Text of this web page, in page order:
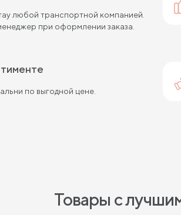
любой транспортной компанией.
при оформлении заказа.
по выгодной цене.
Товары с